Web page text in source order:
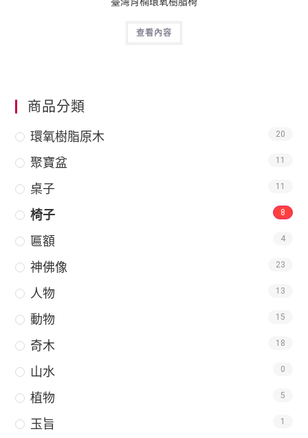
查看內容
商品分類
環氧樹脂原木 20
聚寶盆 11
桌子 11
椅子 8
匾額 4
神佛像 23
人物 13
動物 15
奇木 18
山水 0
植物 5
玉旨 1